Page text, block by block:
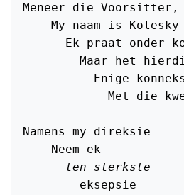
Meneer die Voorsitter,
My naam is Kolesky
Ek praat onder
Maar het
Enige
Met die
Namens my direksie
    Neem ek
ten sterkste
        eksepsie